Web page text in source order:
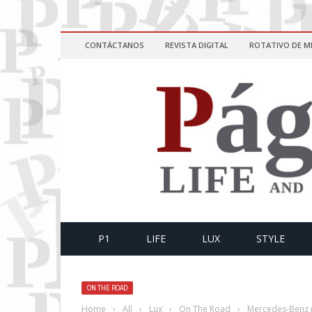
CONTÁCTANOS REVISTA DIGITAL ROTATIVO DE
P1 LIFE LUX STYLE
ON THE ROAD
Home › All › Lux › On The Road › Mercedes-